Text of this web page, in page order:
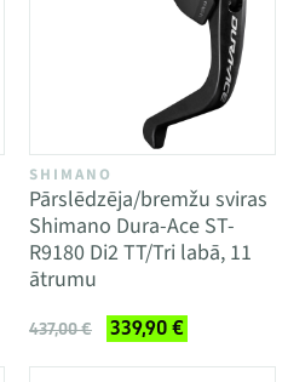
SHIMANO
Pārslēdzēja/bremžu sviras
Shimano Dura-Ace ST-
R9180 Di2 TT/Tri labā, 11
ātrumu
437,00 € 339,90 €